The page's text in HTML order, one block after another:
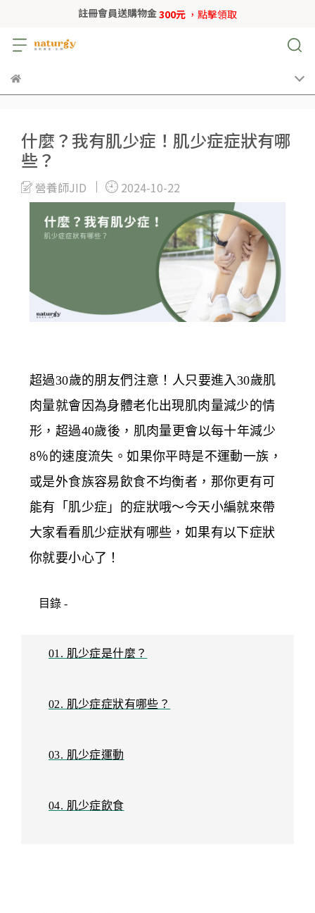
註冊會員送購物金300元 ，點擊領取
什麼？我有肌少症！肌少症症狀有哪
些？
營養師JID 2024-10-22
超過30歲的朋友們注意！人只要進入30歲肌
肉量就會因為身體老化出現肌肉量減少的情
形，超過40歲後，肌肉量更會以每十年減少
8％的速度流失。如果你平時是不運動一族，
或是外食族容易飲食不均衡者，那你更有可
能有「肌少症」的症狀哦～今天小編就來帶
大家看看肌少症狀有哪些，如果有以下症狀
你就要小心了！
目錄 -
01. 肌少症是什麼？
02. 肌少症症狀有哪些？
03. 肌少症運動
04. 肌少症飲食